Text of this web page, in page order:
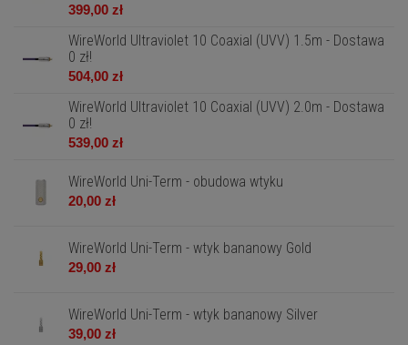
399,00 zł
WireWorld Ultraviolet 10 Coaxial (UVV) 1.5m - Dostawa
0 zł!
504,00 zł
WireWorld Ultraviolet 10 Coaxial (UVV) 2.0m - Dostawa
0 zł!
539,00 zł
WireWorld Uni-Term - obudowa wtyku
20,00 zł
WireWorld Uni-Term - wtyk bananowy Gold
29,00 zł
WireWorld Uni-Term - wtyk bananowy Silver
39,00 zł